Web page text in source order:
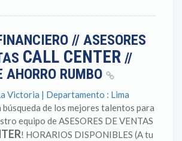
// ASESORES
CALL CENTER //
AHORRO RUMBO
Victoria | Departamento : Lima
búsqueda de los mejores talentos para
equipo de ASESORES DE VENTAS
! HORARIOS DISPONIBLES (A tu